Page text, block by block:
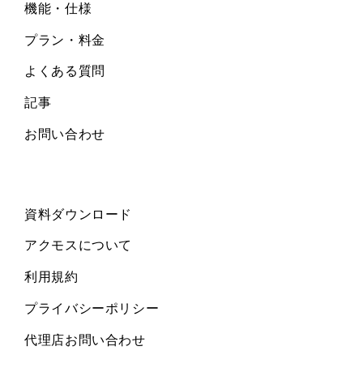
機能・仕様
プラン・料金
よくある質問
記事
お問い合わせ
資料ダウンロード
アクモスについて
利用規約
プライバシーポリシー
代理店お問い合わせ